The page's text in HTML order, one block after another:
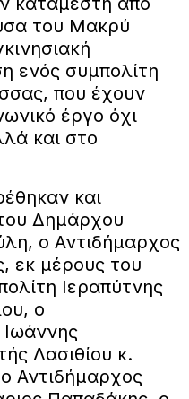
του Μακρύ
ενός συμπολίτη
που έχουν
έργο όχι
και στο
και
Δημάρχου
ο Αντιδήμαρχος
εκ μέρους του
Ιεραπύτνης
ο
Ιωάννης
Λασιθίου κ.
Αντιδήμαρχος